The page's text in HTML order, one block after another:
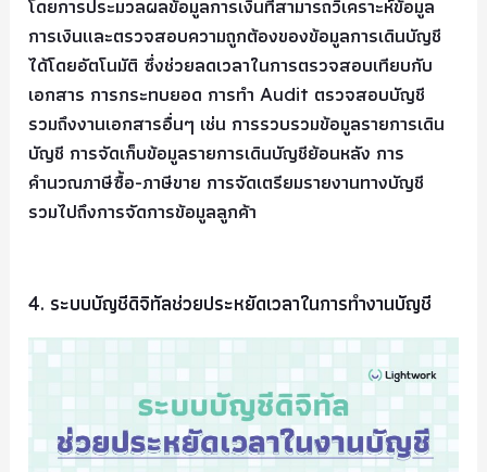
โดยการประมวลผลข้อมูลการเงินที่สามารถวิเคราะห์ข้อมูล
การเงินและตรวจสอบความถูกต้องของข้อมูลการเดินบัญชี
ได้โดยอัตโนมัติ ซึ่งช่วยลดเวลาในการตรวจสอบเทียบกับ
เอกสาร การกระทบยอด การทำ Audit ตรวจสอบบัญชี
รวมถึงงานเอกสารอื่นๆ เช่น การรวบรวมข้อมูลรายการเดิน
บัญชี การจัดเก็บข้อมูลรายการเดินบัญชีย้อนหลัง การ
คำนวณภาษีซื้อ-ภาษีขาย การจัดเตรียมรายงานทางบัญชี
รวมไปถึงการจัดการข้อมูลลูกค้า
4. ระบบบัญชีดิจิทัลช่วยประหยัดเวลาในการทำงานบัญชี